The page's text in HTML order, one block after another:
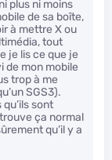
plus ni moins
de sa boîte,
à mettre X ou
tout
je lis ce que je
de mon mobile
trop à me
SGS3).
sont
ça normal
qu’il y a